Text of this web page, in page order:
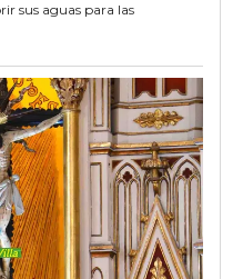
sus aguas para las